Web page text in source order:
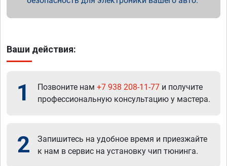
Ваши действия:
1 Позвоните нам +7 938 208-11-77 и получите
профессиональную консультацию у мастера.
2
Запишитесь на удобное время и приезжайте
к нам в сервис на установку чип тюнинга.